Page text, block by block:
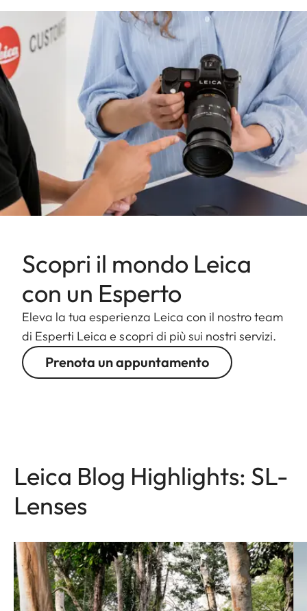
Scopri il mondo Leica
con un Esperto
Eleva la tua esperienza Leica con il nostro team
di Esperti Leica e scopri di più sui nostri servizi.
Prenota un appuntamento
Leica Blog Highlights: SL-
Lenses